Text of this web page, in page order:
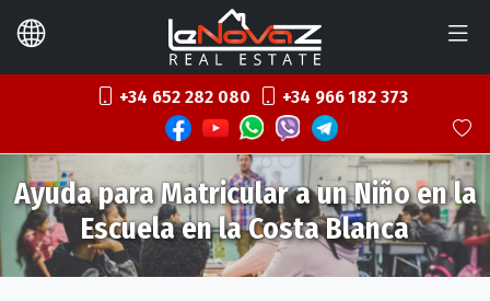
+34 652 282 080 +34 966 182 373
Ayuda para Matricular a un Niño en la
Escuela en la Costa Blanca